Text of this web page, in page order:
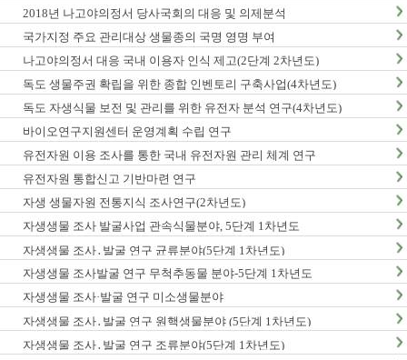
2018년 나고야의정서 당사국회의 대응 및 의제분석
국가지정 주요 관리대상 생물종의 국명 영명 부여
나고야의정서 대응 국내 이용자 인식 제고(2단계 2차년도)
독도 생물주권 확립을 위한 종합 인벤토리 구축사업(4차년도)
독도 자생식물 보전 및 관리를 위한 유전자 분석 연구(4차년도)
바이오연구지원센터 운영계획 수립 연구
유전자원 이용 조사를 통한 국내 유전자원 관리 체계 연구
유전자원 통합신고 기반마련 연구
자생 생물자원 전통지식 조사연구(2차년도)
자생생물 조사 발굴사업 관속식물분야, 5단계 1차년도
자생생물 조사․발굴 연구 균류분야(5단계 1차년도)
자생생물 조사발굴 연구 무척추동물 분야-5단계 1차년도
자생생물 조사·발굴 연구 미소생물분야
자생생물 조사․발굴 연구 원핵생물분야 (5단계 1차년도)
자생생물 조사․발굴 연구 조류분야(5단계 1차년도)